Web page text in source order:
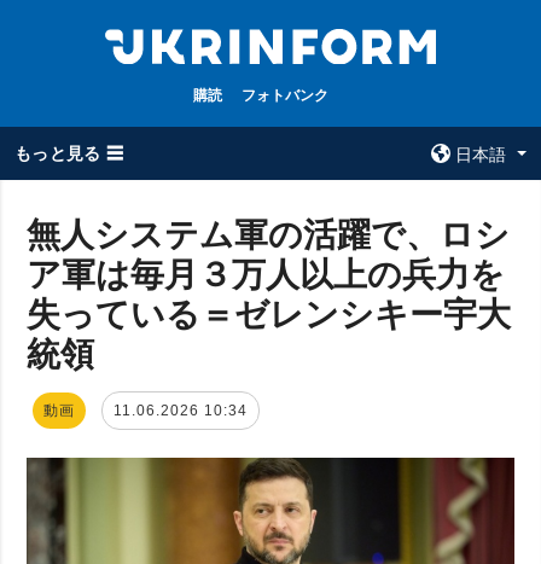
購読 フォトバンク
もっと見る ☰
日本語
全てのトピック
戦争
被占領地
経済・復興
防衛
スポーツ
ウクルインフォ
ルム
ウクルインフォル
無人システム軍の活躍で、ロシ
ア軍は毎月３万人以上の兵力を
失っている＝ゼレンシキー宇大
統領
動画 11.06.2026 10:34